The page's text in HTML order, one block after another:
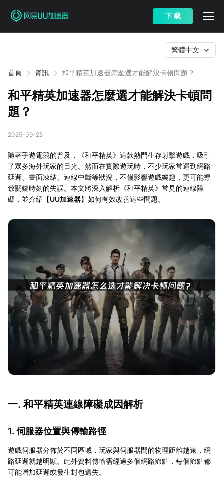
下 载
首頁 資訊 和平精英加速器怎麼選才能解決卡頓問題？
繁體中文
和平精英加速器怎麼選才能解決卡頓問
題？
2025-09-25
隨著手遊電競的普及，《和平精英》這款熱門生存射擊遊戲，吸引
了眾多海外玩家的目光。然而在實際遊玩時，不少玩家常遇到網路
延遲、畫面凍結、連線中斷等狀況，不僅影響遊戲樂趣，更可能導
致關鍵時刻的失誤。本文將深入解析《和平精英》常見的連線障
礙，並介紹【UU加速器】如何有效改善這些問題。
一. 和平精英連線障礙成因解析
1. 伺服器位置與傳輸路徑
遊戲伺服器分佈於不同區域，玩家與伺服器間的物理距離越遠，網
路延遲就越明顯。此外資料傳輸需經過多個網路節點，每個節點都
可能增加延遲或發生封包遺失。